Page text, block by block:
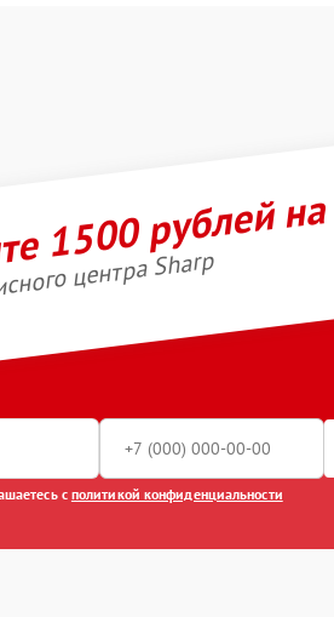
1500 рублей
центра Sharp
с политикой конфиденциальности